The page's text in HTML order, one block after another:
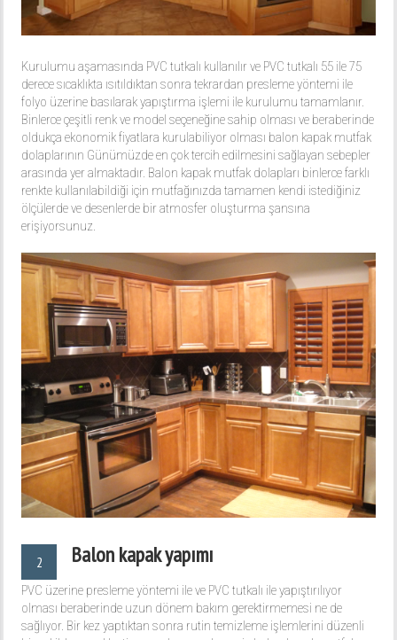
Kurulumu aşamasında PVC tutkalı kullanılır ve PVC tutkalı 55 ile 75
derece sıcaklıkta ısıtıldıktan sonra tekrardan presleme yöntemi ile
folyo üzerine basılarak yapıştırma işlemi ile kurulumu tamamlanır.
Binlerce çeşitli renk ve model seçeneğine sahip olması ve beraberinde
oldukça ekonomik fiyatlara kurulabiliyor olması balon kapak mutfak
dolaplarının Günümüzde en çok tercih edilmesini sağlayan sebepler
arasında yer almaktadır. Balon kapak mutfak dolapları binlerce farklı
renkte kullanılabildiği için mutfağınızda tamamen kendi istediğiniz
ölçülerde ve desenlerde bir atmosfer oluşturma şansına
erişiyorsunuz.
2 Balon kapak yapımı
PVC üzerine presleme yöntemi ile ve PVC tutkalı ile yapıştırılıyor
olması beraberinde uzun dönem bakım gerektirmemesi ne de
sağlıyor. Bir kez yaptıktan sonra rutin temizleme işlemlerini düzenli